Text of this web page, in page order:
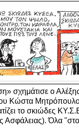
σχημάτισε ο
Κώστα
το σκιώδες
Ασφάλειας). Όλα